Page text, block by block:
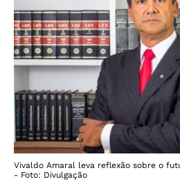
Vivaldo Amaral leva reflexão sobre o
- Foto: Divulgação